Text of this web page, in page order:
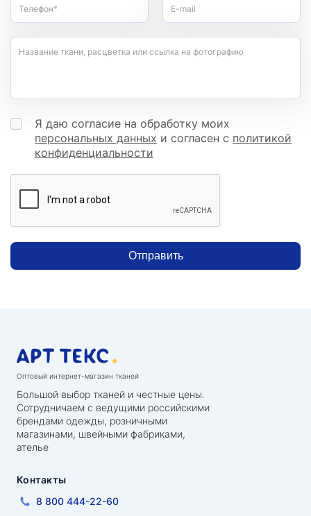
Телефон* E-mail
Название ткани, расцветка или ссылка на фотографию
Я даю согласие на обработку моих
персональных данных и согласен с политикой
конфиденциальности
Отправить
Оптовый интернет-магазин тканей
Большой выбор тканей и честные цены.
Сотрудничаем с ведущими российскими
брендами одежды, розничными
магазинами, швейными фабриками,
ателье
Контакты
8 800 444-22-60